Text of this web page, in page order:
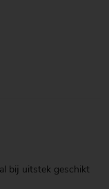
bij uitstek geschikt